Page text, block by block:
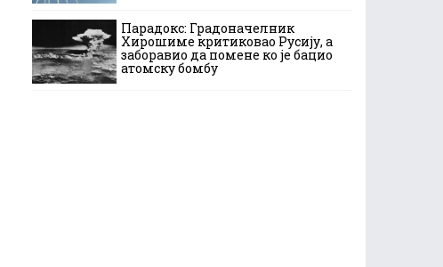
Парадокс: Градоначелник
Хирошиме критиковао Русију, а
заборавио да помене ко је бацио
атомску бомбу